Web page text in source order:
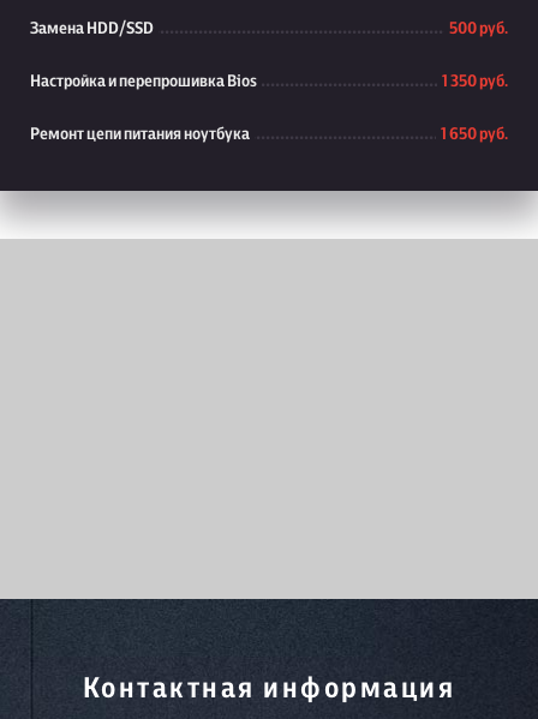
Замена HDD/SSD 500 руб.
Настройка и перепрошивка Bios 1 350 руб.
Ремонт цепи питания ноутбука 1 650 руб.
Контактная информация